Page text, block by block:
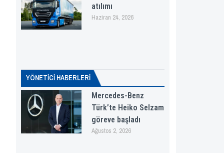
atılımı
Haziran 24, 2026
YÖNETICI HABERLERI
Mercedes-Benz
Türk’te Heiko Selzam
göreve başladı
Ağustos 2, 2026